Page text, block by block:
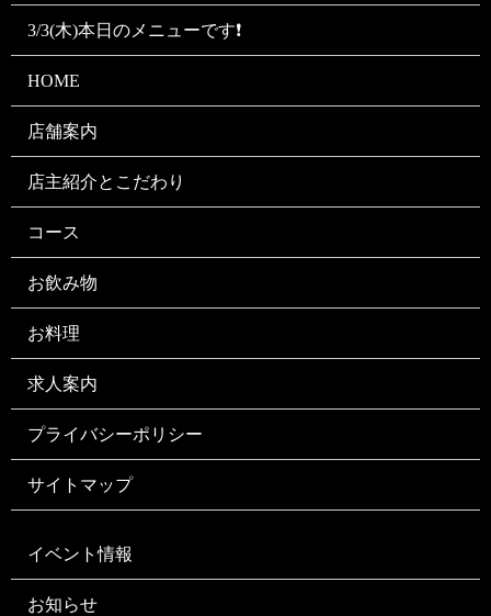
3/3(木)本日のメニューです❗
HOME
店舗案内
店主紹介とこだわり
コース
お飲み物
お料理
求人案内
プライバシーポリシー
サイトマップ
イベント情報
お知らせ